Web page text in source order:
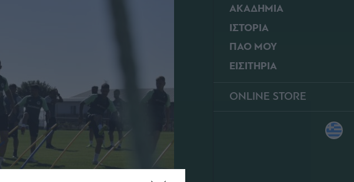
ΑΚΑΔΗΜΙΑ
ΙΣΤΟΡΙΑ
ΠΑΟ ΜΟΥ
ΕΙΣΙΤΗΡΙΑ
ONLINE STORE